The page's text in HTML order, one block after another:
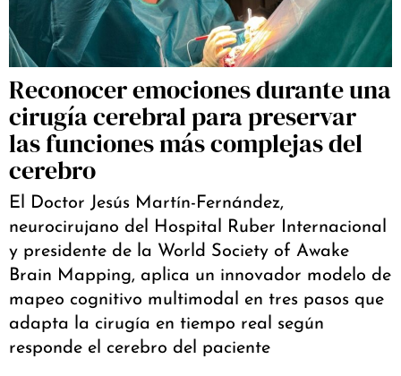
Reconocer emociones durante una
cirugía cerebral para preservar
las funciones más complejas del
cerebro
El Doctor Jesús Martín-Fernández,
neurocirujano del Hospital Ruber Internacional
y presidente de la World Society of Awake
Brain Mapping, aplica un innovador modelo de
mapeo cognitivo multimodal en tres pasos que
adapta la cirugía en tiempo real según
responde el cerebro del paciente